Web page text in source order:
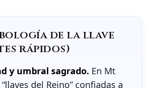
de la llave
rápidos)
y umbral sagrado. En Mt
del Reino” confiadas a